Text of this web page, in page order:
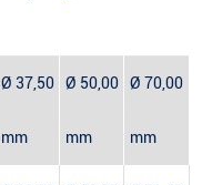
Ø 37,50
mm
Ø 50,00
mm
Ø 70,00
mm